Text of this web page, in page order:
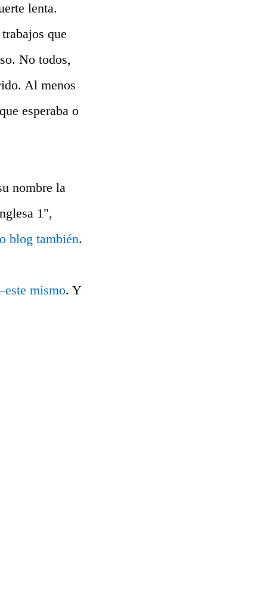
lenta.
que
No todos,
Al menos
esperaba o
nombre la
1",
blog también.
mismo. Y